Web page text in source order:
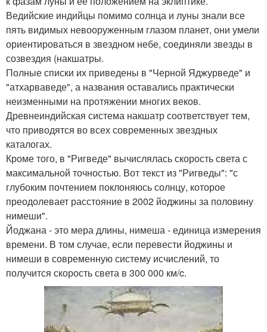
Ведийские индийцы помимо солнца и луны знали все
пять видимых невооруженным глазом планет, они умели
ориентироваться в звездном небе, соединяли звезды в
созвездия (накшатры.
Полные списки их приведены в "Черной Яджурведе" и
"атхарваведе", а названия оставались практически
неизменными на протяжении многих веков.
Древнеиндийская система накшатр соответствует тем,
что приводятся во всех современных звездных
каталогах.
Кроме того, в "Ригведе" вычислялась скорость света с
максимальной точностью. Вот текст из "Ригведы": "с
глубоким почтением поклоняюсь солнцу, которое
преодолевает расстояние в 2002 йоджины за половину
нимеши".
Йоджана - это мера длины, нимеша - единица измерения
времени. В том случае, если перевести йоджины и
нимеши в современную систему исчислений, то
получится скорость света в 300 000 км/c.